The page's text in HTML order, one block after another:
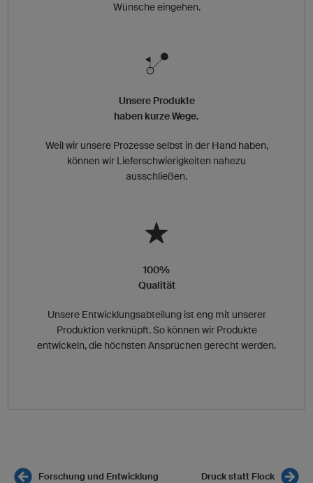
Wünsche eingehen.
Unsere Produkte
haben kurze Wege.
Weil wir unsere Prozesse selbst in der Hand haben,
können wir Lieferschwierigkeiten nahezu
ausschließen.
100%
Qualität
Unsere Entwicklungsabteilung ist eng mit unserer
Produktion verknüpft. So können wir Produkte
entwickeln, die höchsten Ansprüchen gerecht werden.
Forschung und Entwicklung Druck statt Flock